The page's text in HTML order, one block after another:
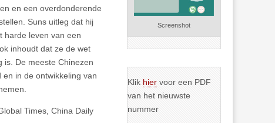
en een overdonderende
Suns uitleg dat hij
harde leven van een
inhoudt dat ze de wet
is. De meeste Chinezen
in de ontwikkeling van
Times, China Daily
Screenshot
Klik hier voor een PDF
van het nieuwste
nummer